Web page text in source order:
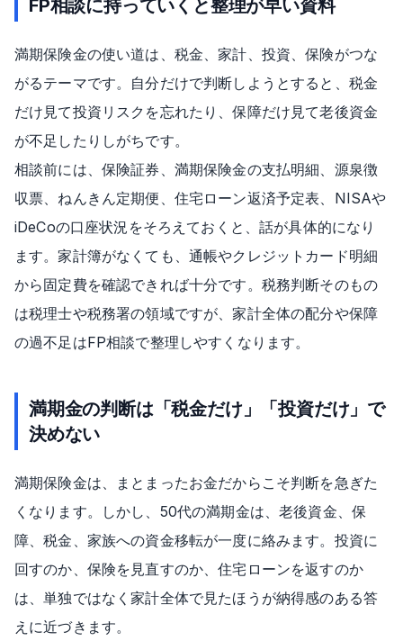
FP相談に持っていくと整理が早い資料
満期保険金の使い道は、税金、家計、投資、保険がつな
がるテーマです。自分だけで判断しようとすると、税金
だけ見て投資リスクを忘れたり、保障だけ見て老後資金
が不足したりしがちです。
相談前には、保険証券、満期保険金の支払明細、源泉徴
収票、ねんきん定期便、住宅ローン返済予定表、NISAや
iDeCoの口座状況をそろえておくと、話が具体的になり
ます。家計簿がなくても、通帳やクレジットカード明細
から固定費を確認できれば十分です。税務判断そのもの
は税理士や税務署の領域ですが、家計全体の配分や保障
の過不足はFP相談で整理しやすくなります。
満期金の判断は「税金だけ」「投資だけ」で
決めない
満期保険金は、まとまったお金だからこそ判断を急ぎた
くなります。しかし、50代の満期金は、老後資金、保
障、税金、家族への資金移転が一度に絡みます。投資に
回すのか、保険を見直すのか、住宅ローンを返すのか
は、単独ではなく家計全体で見たほうが納得感のある答
えに近づきます。